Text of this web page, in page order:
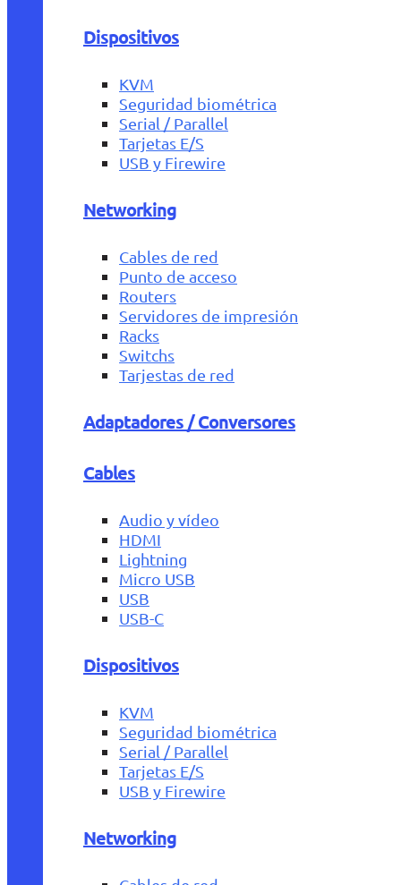
Dispositivos
KVM
Seguridad biométrica
Serial / Parallel
Tarjetas E/S
USB y Firewire
Networking
Cables de red
Punto de acceso
Routers
Servidores de impresión
Racks
Switchs
Tarjestas de red
Adaptadores / Conversores
Cables
Audio y vídeo
HDMI
Lightning
Micro USB
USB
USB-C
Dispositivos
KVM
Seguridad biométrica
Serial / Parallel
Tarjetas E/S
USB y Firewire
Networking